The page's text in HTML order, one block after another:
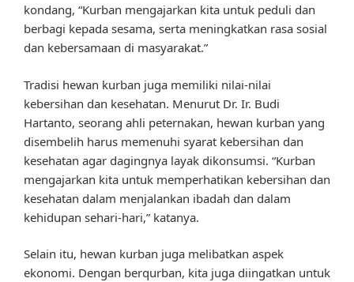
kondang, “Kurban mengajarkan kita untuk peduli dan
berbagi kepada sesama, serta meningkatkan rasa sosial
dan kebersamaan di masyarakat.”
Tradisi hewan kurban juga memiliki nilai-nilai
kebersihan dan kesehatan. Menurut Dr. Ir. Budi
Hartanto, seorang ahli peternakan, hewan kurban yang
disembelih harus memenuhi syarat kebersihan dan
kesehatan agar dagingnya layak dikonsumsi. “Kurban
mengajarkan kita untuk memperhatikan kebersihan dan
kesehatan dalam menjalankan ibadah dan dalam
kehidupan sehari-hari,” katanya.
Selain itu, hewan kurban juga melibatkan aspek
ekonomi. Dengan berqurban, kita juga diingatkan untuk